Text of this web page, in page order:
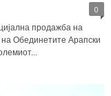
0
продажба на
Обединетите Арапски